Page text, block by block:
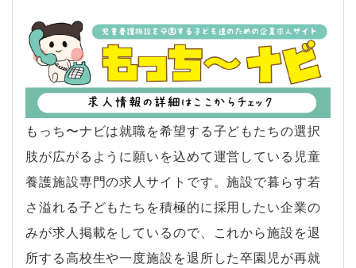
もっち〜ナビは就職を希望する子どもたちの選択
肢が広がるように願いを込めて運営している児童
養護施設専門の求人サイトです。施設で暮らす若
さ溢れる子どもたちを積極的に採用したい企業の
みが求人掲載をしているので、これから施設を退
所する高校生や一度施設を退所した卒園児が再就